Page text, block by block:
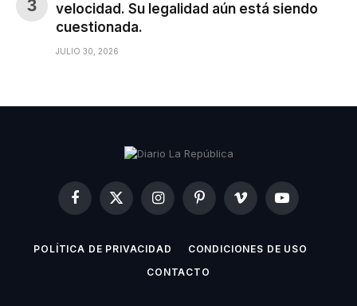
velocidad. Su legalidad aún está siendo
cuestionada.
JULIO 30, 2026
Facebook
X
InstagramPinterestVimeo YouTube
POLÍTICA DE PRIVACIDAD
CONDICIONES DE USO
CONTACTO